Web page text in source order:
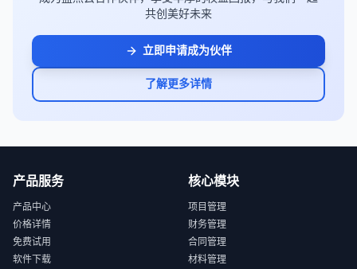
共创美好未来
立即申请成为伙伴
了解更多详情
产品服务
产品中心
价格详情
免费试用
软件下载
核心模块
项目管理
财务管理
合同管理
材料管理